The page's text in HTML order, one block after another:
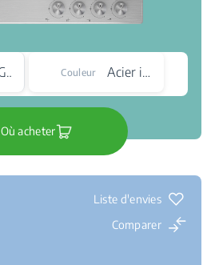
Gaz Couleur Acier inoxydable
Où acheter
Liste d'envies
Comparer